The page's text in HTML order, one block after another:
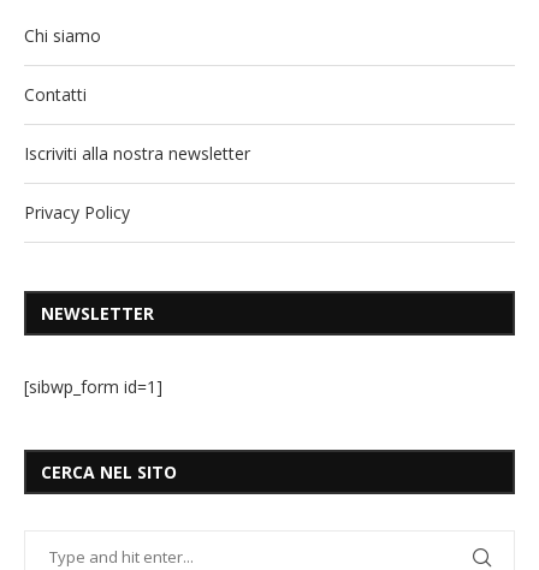
Chi siamo
Contatti
Iscriviti alla nostra newsletter
Privacy Policy
NEWSLETTER
[sibwp_form id=1]
CERCA NEL SITO